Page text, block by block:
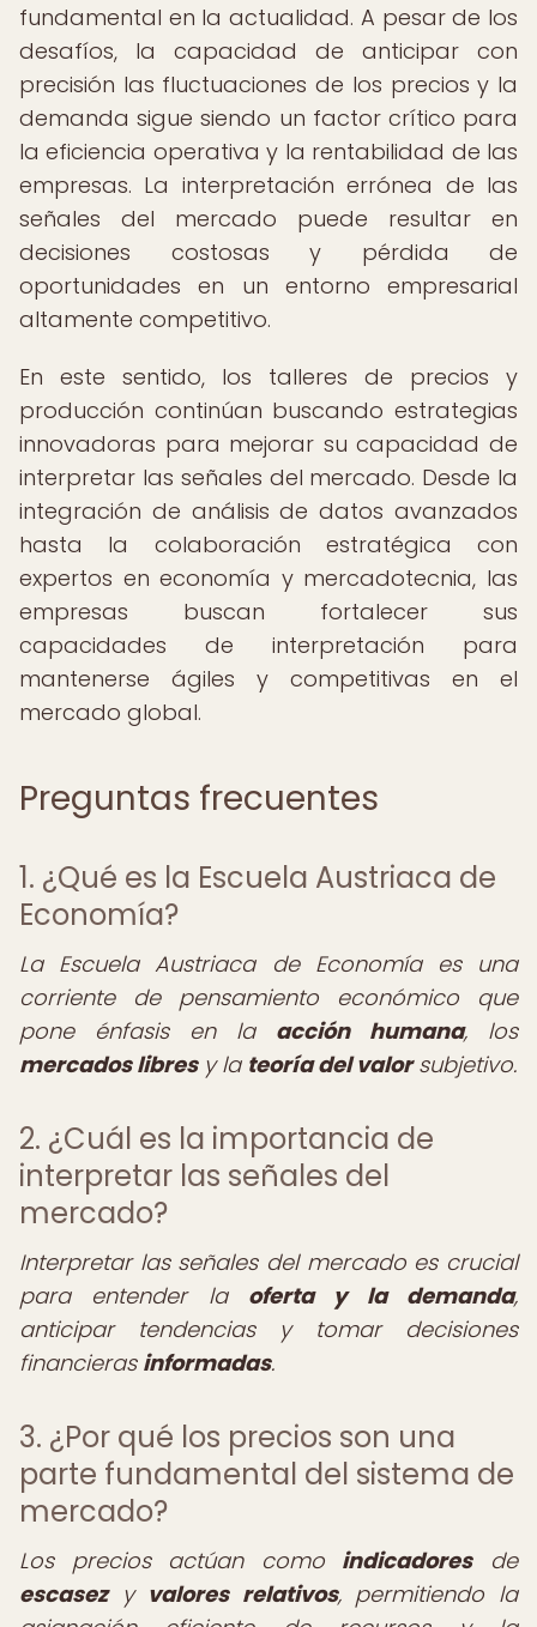
fundamental en la actualidad. A pesar de los
desafíos, la capacidad de anticipar con
precisión las fluctuaciones de los precios y la
demanda sigue siendo un factor crítico para
la eficiencia operativa y la rentabilidad de las
empresas. La interpretación errónea de las
señales del mercado puede resultar en
decisiones costosas y pérdida de
oportunidades en un entorno empresarial
altamente competitivo.
En este sentido, los talleres de precios y
producción continúan buscando estrategias
innovadoras para mejorar su capacidad de
interpretar las señales del mercado. Desde la
integración de análisis de datos avanzados
hasta la colaboración estratégica con
expertos en economía y mercadotecnia, las
empresas buscan fortalecer sus
capacidades de interpretación para
mantenerse ágiles y competitivas en el
mercado global.
Preguntas frecuentes
1. ¿Qué es la Escuela Austriaca de
Economía?
La Escuela Austriaca de Economía es una
corriente de pensamiento económico que
pone énfasis en la acción humana, los
mercados libresy la teoría del valorsubjetivo.
2. ¿Cuál es la importancia de
interpretar las señales del
mercado?
Interpretar las señales del mercado es crucial
para entender la oferta y la demanda,
anticipar tendencias y tomar decisiones
financieras informadas.
3. ¿Por qué los precios son una
parte fundamental del sistema de
mercado?
Los precios actúan como indicadoresde
escasezy valores relativos, permitiendo la